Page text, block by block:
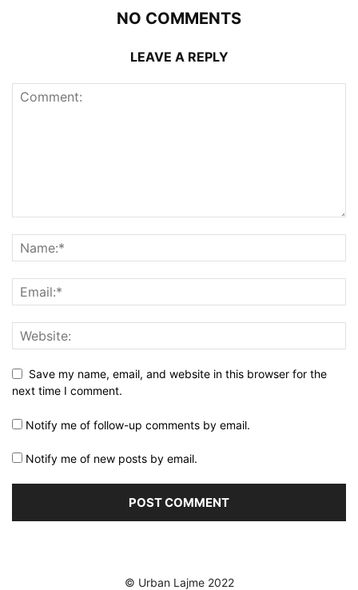
NO COMMENTS
LEAVE A REPLY
Save my name, email, and website in this browser for the
next time I comment.
Notify me of follow-up comments by email.
Notify me of new posts by email.
© Urban Lajme 2022